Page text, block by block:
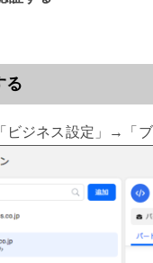
る
ジネス設定」→「